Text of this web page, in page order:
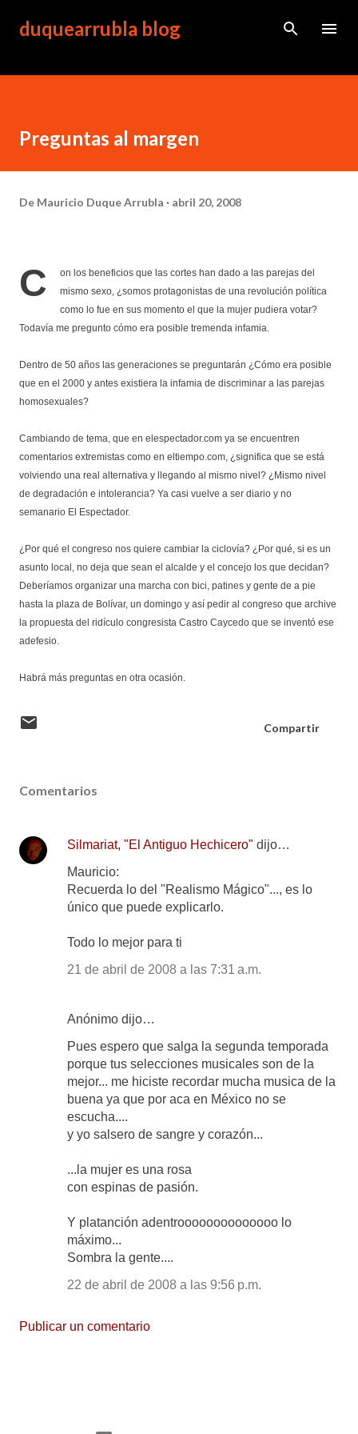
Ir al contenido principal
duquearrubla blog
Preguntas al margen
De Mauricio Duque Arrubla abril 20, 2008
C
on los beneficios que las cortes han dado a las parejas del
mismo sexo, ¿somos protagonistas de una revolución política
como lo fue en sus momento el que la mujer pudiera votar?
Todavía me pregunto cómo era posible tremenda infamia.
Dentro de 50 años las generaciones se preguntarán ¿Cómo era posible
que en el 2000 y antes existiera la infamia de discriminar a las parejas
homosexuales?
Cambiando de tema, que en elespectador.com ya se encuentren
comentarios extremistas como en eltiempo.com, ¿significa que se está
volviendo una real alternativa y llegando al mismo nivel? ¿Mismo nivel
de degradación e intolerancia? Ya casi vuelve a ser diario y no
semanario El Espectador.
¿Por qué el congreso nos quiere cambiar la ciclovía? ¿Por qué, si es un
asunto local, no deja que sean el alcalde y el concejo los que decidan?
Deberíamos organizar una marcha con bici, patines y gente de a pie
hasta la plaza de Bolívar, un domingo y así pedir al congreso que archive
la propuesta del ridículo congresista Castro Caycedo que se inventó ese
adefesio.
Habrá más preguntas en otra ocasión.
Compartir
Comentarios
Silmariat, "El Antiguo Hechicero" dijo…
Mauricio:
Recuerda lo del "Realismo Mágico"..., es lo
único que puede explicarlo.
Todo lo mejor para ti
21 de abril de 2008 a las 7:31 a.m.
Anónimo dijo…
Pues espero que salga la segunda temporada
porque tus selecciones musicales son de la
mejor... me hiciste recordar mucha musica de la
buena ya que por aca en México no se
escucha....
y yo salsero de sangre y corazón...
...la mujer es una rosa
con espinas de pasión.
Y platanción adentroooooooooooooo lo
máximo...
Sombra la gente....
22 de abril de 2008 a las 9:56 p.m.
Publicar un comentario